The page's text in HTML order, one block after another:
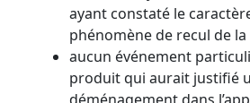
ayant constaté le
phénomène de recul de la
aucun événement
produit qui aurait justifié